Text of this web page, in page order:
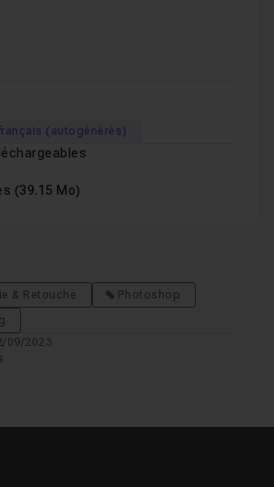
(autogénérés)
(39.15 Mo)
& Retouche
Photoshop
09/2023